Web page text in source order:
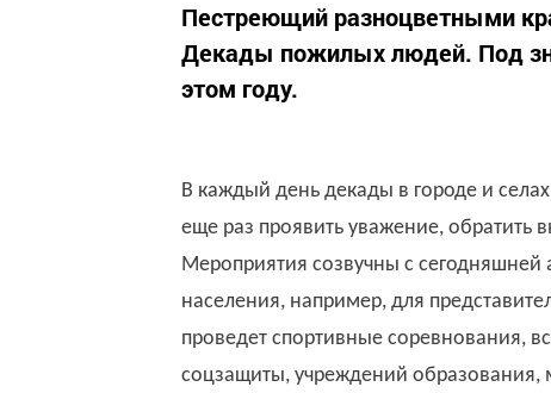
Пестреющий разноцветными
Декады пожилых людей. Под
этом году.
В каждый день декады в городе и
еще раз проявить уважение,
Мероприятия созвучны с
населения, например, для
проведет спортивные соревнования,
соцзащиты, учреждений образования,